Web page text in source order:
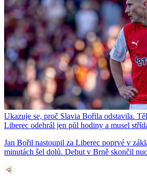
Ukazuje se, proč Slavia Bořila odstavila.
Liberec odehrál jen půl hodiny a musel
Jan Bořil nastoupil za Liberec poprvé v
minutách šel dolů. Debut v Brně skončil